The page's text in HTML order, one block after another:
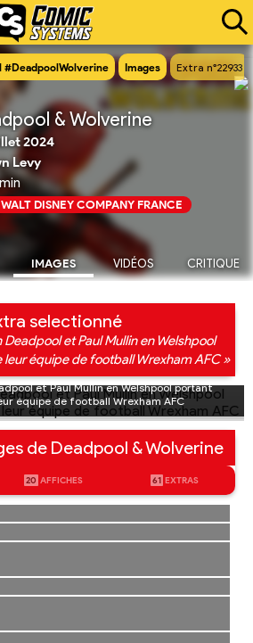
#DeadpoolWolverine Images Extra n°22933
& Wolverine
2024
Levy
DISNEY COMPANY FRANCE
IMAGES VIDÉOS CRITIQUE
selectionné
Deadpool et Paul Mullin en Welshpool
équipe de football Wrexham AFC »
et Paul Mullin en Welshpool portant
équipe de football Wrexham AFC
de Deadpool & Wolverine
20 AFFICHES 61 EXTRAS